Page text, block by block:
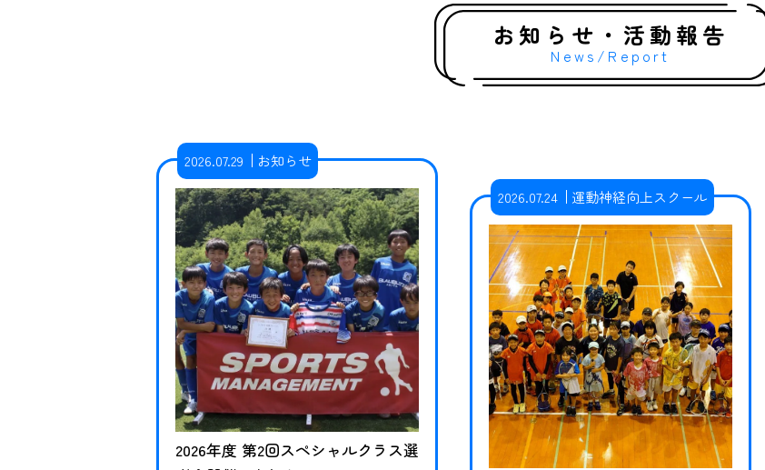
お知らせ・活動報告
News/Report
2026.07.29 お知らせ
2026年度 第2回スペシャルクラス選
2026.07.24 運動神経向上スクール